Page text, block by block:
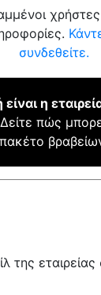
συνδεθείτε.
η
Δείτε πώς
πακέτο
της εταιρείας